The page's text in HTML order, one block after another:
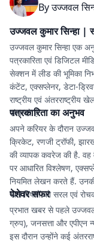
Byउज्जवल
उज्जवल कुमार सिन्हा |
उज्जवल कुमार सिन्हा एक
पत्रकारिता एवं डिजिटल
सेक्शन में लीड की भूमिका
कंटेंट, एक्सप्लेनर, डेटा-
राष्ट्रीय एवं अंतरराष्ट्रीय
संभालते हैं.
पत्रकारिता का अनुभव
अपने करियर के दौरान
क्रिकेट, रणजी ट्रॉफी,
की व्यापक कवरेज की है. वह
पर आधारित विश्लेषण,
नियमित लेखन करते हैं.
खेल विषयों को सरल एवं
पेशेवर सफर
प्रभात खबर से पहले
ग्रुप), जनसत्ता और एपीएन
इस दौरान उन्होंने कई